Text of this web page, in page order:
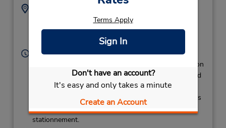
Terms Apply
Sign In
Don't have an account?
It's easy and only takes a minute
Create an Account
Adresse :
Decatur, IL, 62521,
2174220153
Location Type:
Heures d'exploitation :
Sun 8:30 AM - 12:00 PM and 5:00 PM - 6:00 PM; Mon
- Fri 8:00 AM - 6:00 PM; Sat 8:30 AM - 12:00 PM and
5:00 PM - 6:00 PM
Si vous arrivez, le comptoir de location se trouve dans
stationnement.